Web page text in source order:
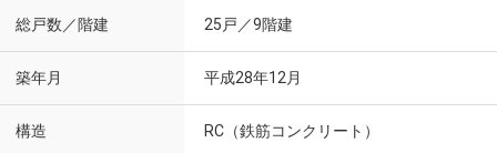
総戸数／階建 25戸／9階建
築年月 平成28年12月
構造 RC（鉄筋コンクリート）